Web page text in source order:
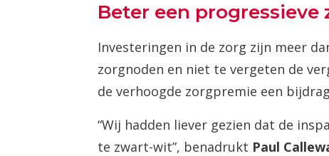
Beter een progressieve
Investeringen in de zorg zijn meer
zorgnoden en niet te vergeten de
de verhoogde zorgpremie een
“Wij hadden liever gezien dat de
te zwart-wit”, benadrukt Paul